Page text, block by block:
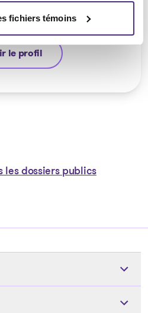
fichiers témoins
le profil
Lessard
les dossiers publics